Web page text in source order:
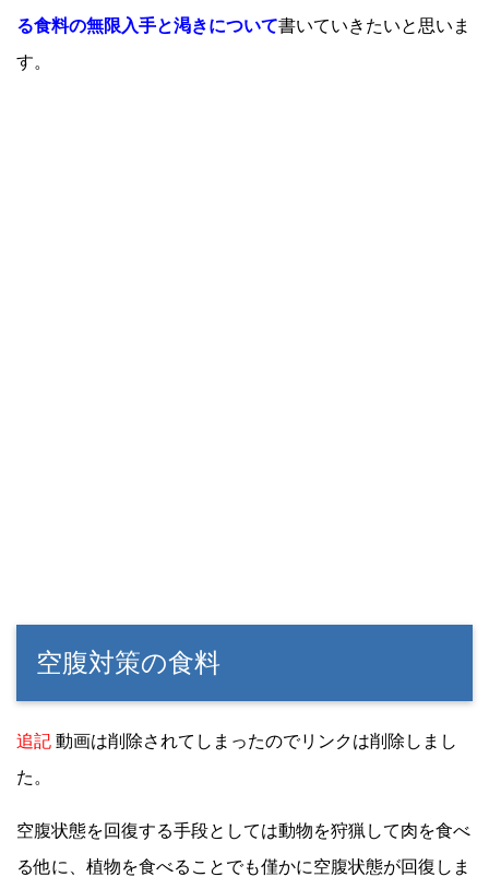
る食料の無限入手と渇きについて書いていきたいと思いま
す。
空腹対策の食料
追記 動画は削除されてしまったのでリンクは削除しまし
た。
空腹状態を回復する手段としては動物を狩猟して肉を食べ
る他に、植物を食べることでも僅かに空腹状態が回復しま